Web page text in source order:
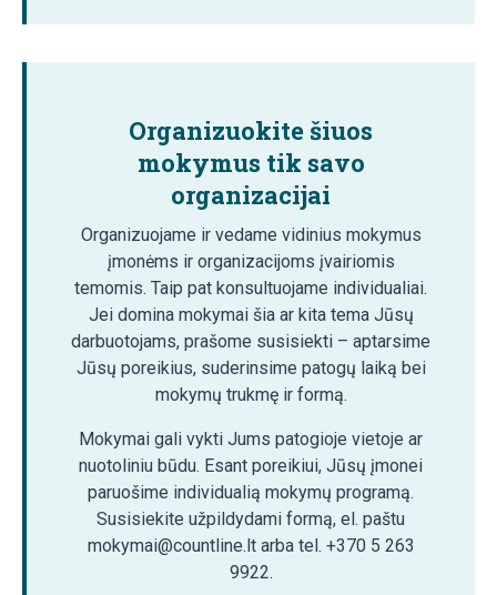
Organizuokite šiuos
mokymus tik savo
organizacijai
Organizuojame ir vedame vidinius mokymus
įmonėms ir organizacijoms įvairiomis
temomis. Taip pat konsultuojame individualiai.
Jei domina mokymai šia ar kita tema Jūsų
darbuotojams, prašome susisiekti – aptarsime
Jūsų poreikius, suderinsime patogų laiką bei
mokymų trukmę ir formą.
Mokymai gali vykti Jums patogioje vietoje ar
nuotoliniu būdu. Esant poreikiui, Jūsų įmonei
paruošime individualią mokymų programą.
Susisiekite užpildydami formą, el. paštu
mokymai@countline.lt arba tel. +370 5 263
9922.